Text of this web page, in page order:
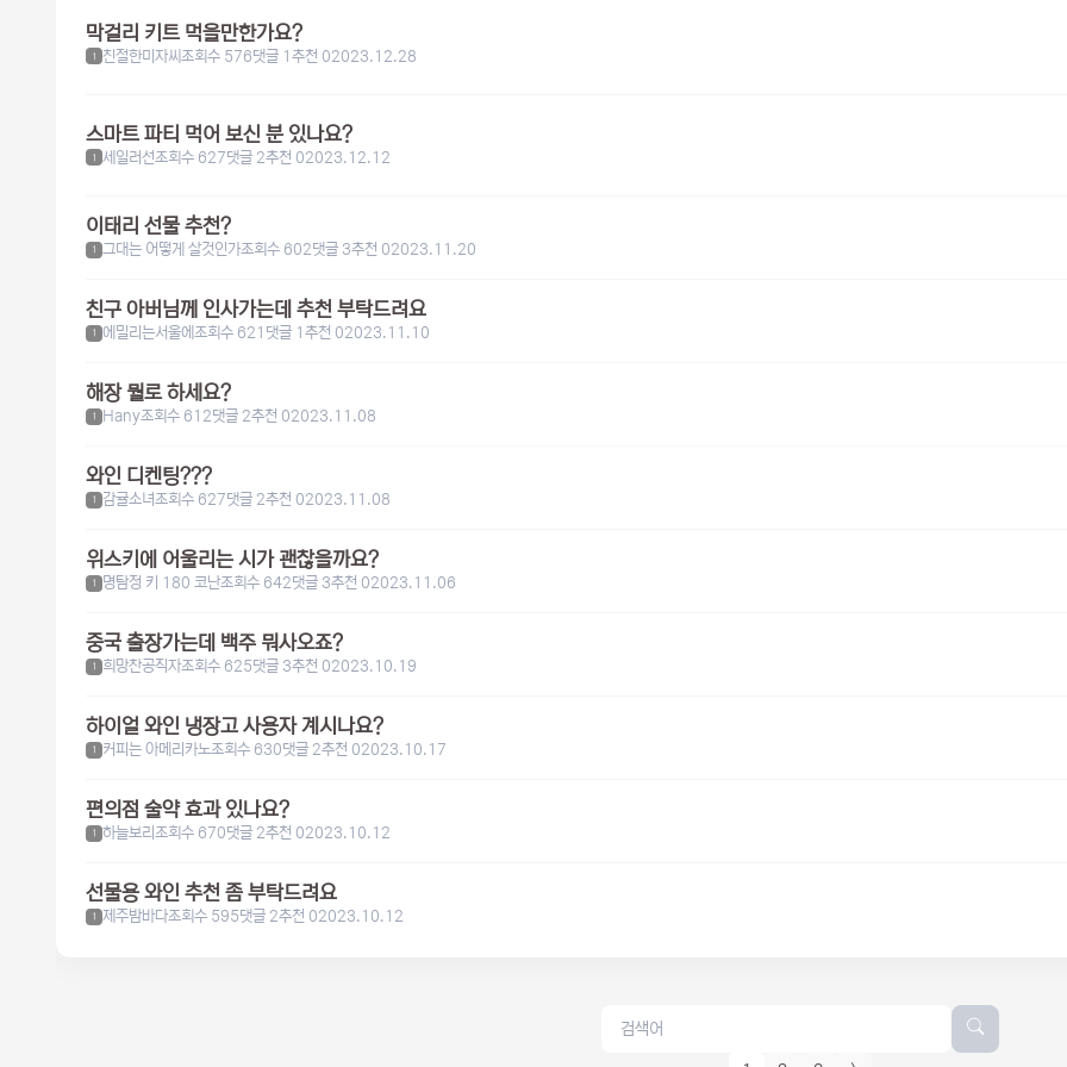
막걸리 키트 먹을만한가요?
1 친절한미자씨 조회수 576댓글 1 추천 02023.12.28
스마트 파티 먹어 보신 분 있나요?
1 세일러선조회수 627댓글 2추천 02023.12.12
이태리 선물 추천?
1 그대는 어떻게 살것인가조회수 602댓글 3추천 02023.11.20
친구 아버님께 인사가는데 추천 부탁드려요
1 에밀리는서울에 조회수 621 댓글 1 추천 02023.11.10
해장 뭘로 하세요?
1 Hany조회수 612댓글 2추천 02023.11.08
와인 디켄팅???
1 감귤소녀조회수 627댓글 2추천 02023.11.08
위스키에 어울리는 시가 괜찮을까요?
1 명탐정 키 180 코난조회수 642댓글 3추천 02023.11.06
중국 출장가는데 백주 뭐사오죠?
1 희망찬공직자조회수 625댓글 3추천 02023.10.19
하이얼 와인 냉장고 사용자 계시나요?
1 커피는 아메리카노조회수 630댓글 2추천 02023.10.17
편의점 술약 효과 있나요?
1 하늘보리조회수 670댓글 2추천 02023.10.12
선물용 와인 추천 좀 부탁드려요
1 제주밤바다조회수 595댓글 2추천 02023.10.12